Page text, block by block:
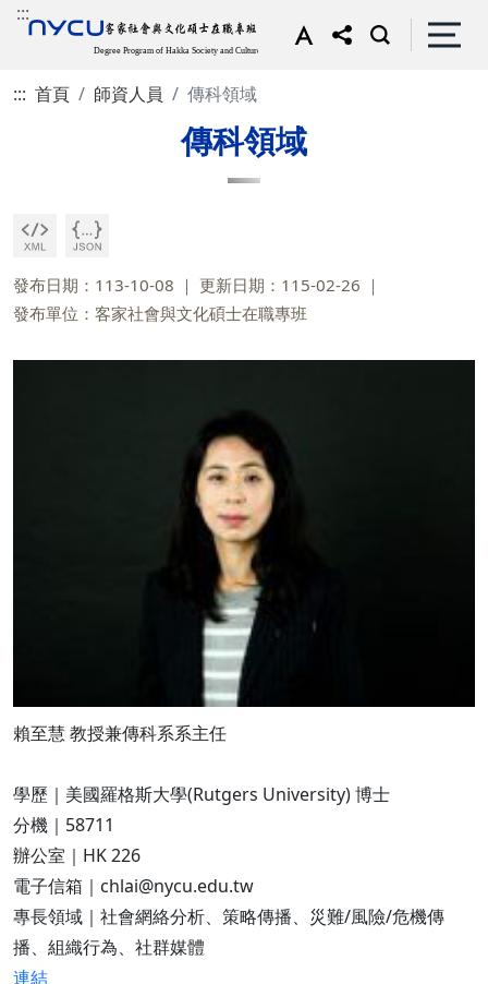
:::
::: 首頁 師資人員 傳科領域
傳科領域
發布日期：113-10-08
更新日期：115-02-26
發布單位：客家社會與文化碩士在職專班
賴至慧 教授兼傳科系系主任
學歷｜美國羅格斯大學(Rutgers University) 博士
分機｜58711
辦公室｜HK 226
電子信箱｜chlai@nycu.edu.tw
專長領域｜社會網絡分析、策略傳播、災難/風險/危機傳
播、組織行為、社群媒體
連結